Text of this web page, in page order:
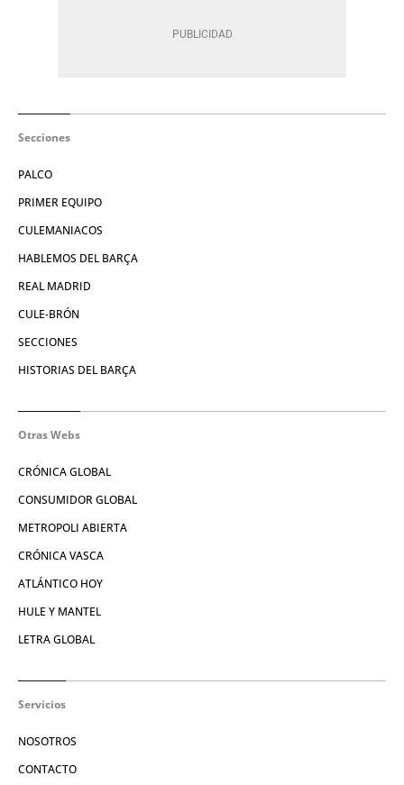
Secciones
PALCO
PRIMER EQUIPO
CULEMANIACOS
HABLEMOS DEL BARÇA
REAL MADRID
CULE-BRÓN
SECCIONES
HISTORIAS DEL BARÇA
Otras Webs
CRÓNICA GLOBAL
CONSUMIDOR GLOBAL
METROPOLI ABIERTA
CRÓNICA VASCA
ATLÁNTICO HOY
HULE Y MANTEL
LETRA GLOBAL
Servicios
NOSOTROS
CONTACTO